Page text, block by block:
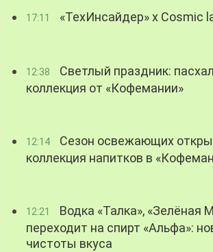
17:11 «ТехИнсайдер» х Cosmic
12:38
Светлый праздник:
коллекция от «Кофемании»
12:14
Сезон освежающих
коллекция напитков в
12:21
Водка «Талка», «Зелёная
переходит на спирт «Альфа»:
чистоты вкуса